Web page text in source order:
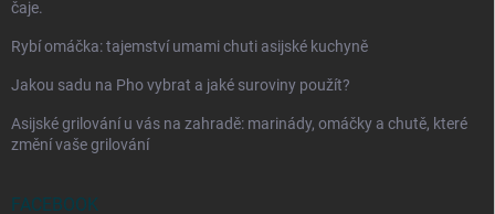
čaje.
Rybí omáčka: tajemství umami chuti asijské kuchyně
Jakou sadu na Pho vybrat a jaké suroviny použít?
Asijské grilování u vás na zahradě: marinády, omáčky a chutě, které
změní vaše grilování
FACEBOOK